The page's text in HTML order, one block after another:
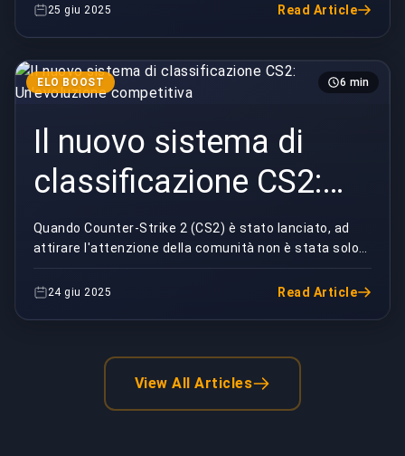
25 giu 2025 Read Article
ELO BOOST 6 min
Il nuovo sistema di
classificazione CS2:
Un'evoluzione
competitiva
Quando Counter-Strike 2 (CS2) è stato lanciato, ad
attirare l'attenzione della comunità non è stata solo
una revisione visiva o un aggiornamento del t...
24 giu 2025 Read Article
View All Articles